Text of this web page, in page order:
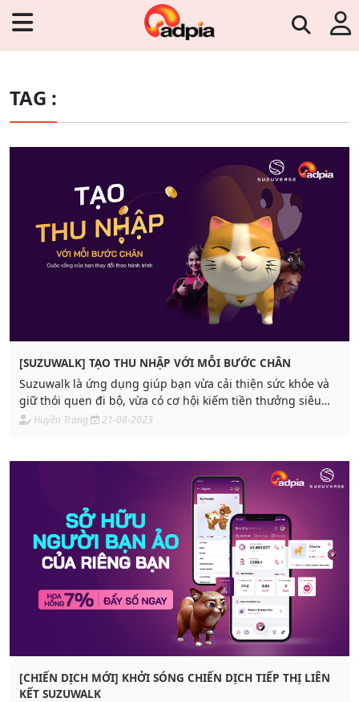
TAG :
[SUZUWALK] TẠO THU NHẬP VỚI MỖI BƯỚC CHÂN
Suzuwalk là ứng dụng giúp bạn vừa cải thiện sức khỏe và
giữ thói quen đi bộ, vừa có cơ hội kiếm tiền thưởng siêu
khủng.
Huyền Trang 21-08-2023
[CHIẾN DỊCH MỚI] KHỞI SÓNG CHIẾN DỊCH TIẾP THỊ LIÊN
KẾT SUZUWALK